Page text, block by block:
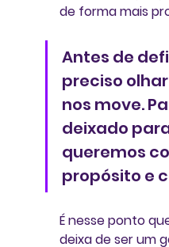
de forma mais
Antes de
preciso
nos move.
deixado
queremos
propósito e
É nesse ponto
deixa de ser um